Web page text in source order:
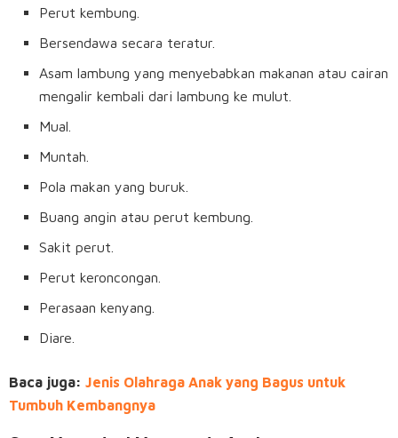
Perut kembung.
Bersendawa secara teratur.
Asam lambung yang menyebabkan makanan atau cairan
mengalir kembali dari lambung ke mulut.
Mual.
Muntah.
Pola makan yang buruk.
Buang angin atau perut kembung.
Sakit perut.
Perut keroncongan.
Perasaan kenyang.
Diare.
Baca juga: Jenis Olahraga Anak yang Bagus untuk
Tumbuh Kembangnya